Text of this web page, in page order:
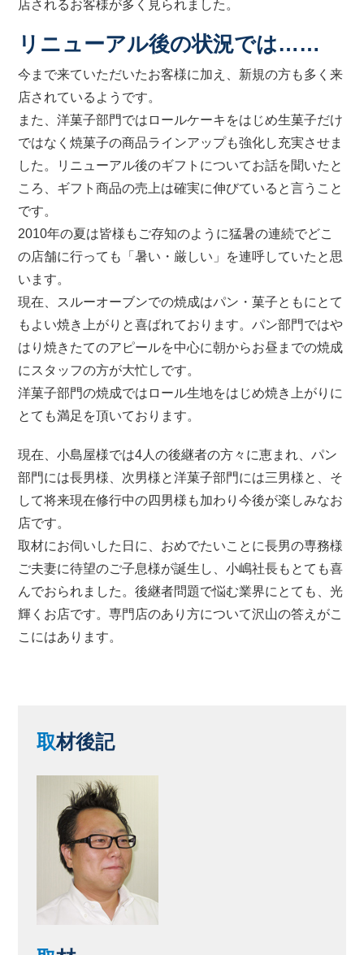
店されるお客様が多く見られました。
リニューアル後の状況では……
今まで来ていただいたお客様に加え、新規の方も多く来
店されているようです。
また、洋菓子部門ではロールケーキをはじめ生菓子だけ
ではなく焼菓子の商品ラインアップも強化し充実させま
した。リニューアル後のギフトについてお話を聞いたと
ころ、ギフト商品の売上は確実に伸びていると言うこと
です。
2010年の夏は皆様もご存知のように猛暑の連続でどこ
の店舗に行っても「暑い・厳しい」を連呼していたと思
います。
現在、スルーオーブンでの焼成はパン・菓子ともにとて
もよい焼き上がりと喜ばれております。パン部門ではや
はり焼きたてのアピールを中心に朝からお昼までの焼成
にスタッフの方が大忙しです。
洋菓子部門の焼成ではロール生地をはじめ焼き上がりに
とても満足を頂いております。
現在、小島屋様では4人の後継者の方々に恵まれ、パン
部門には長男様、次男様と洋菓子部門には三男様と、そ
して将来現在修行中の四男様も加わり今後が楽しみなお
店です。
取材にお伺いした日に、おめでたいことに長男の専務様
ご夫妻に待望のご子息様が誕生し、小嶋社長もとても喜
んでおられました。後継者問題で悩む業界にとても、光
輝くお店です。専門店のあり方について沢山の答えがこ
こにはあります。
取材後記